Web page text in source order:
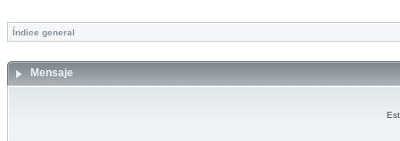
Índice general
Mensaje